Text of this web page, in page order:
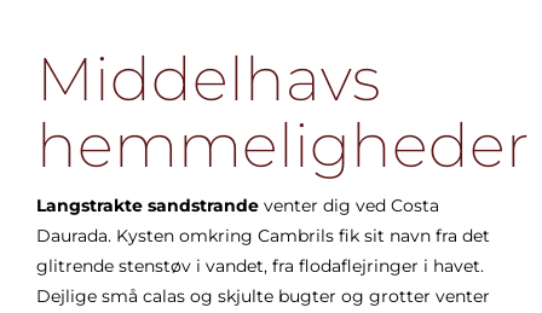
Middelhavs
hemmeligheder
Langstrakte sandstrande venter dig ved Costa
Daurada. Kysten omkring Cambrils fik sit navn fra det
glitrende stenstøv i vandet, fra flodaflejringer i havet.
Dejlige små calas og skjulte bugter og grotter venter